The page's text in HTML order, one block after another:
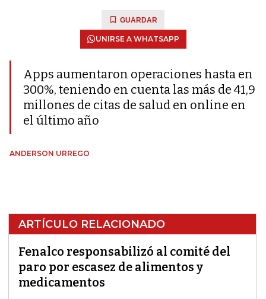
GUARDAR
UNIRSE A WHATSAPP
Apps aumentaron operaciones hasta en
300%, teniendo en cuenta las más de 41,9
millones de citas de salud en online en
el último año
ANDERSON URREGO
ARTÍCULO RELACIONADO
Fenalco responsabilizó al comité del
paro por escasez de alimentos y
medicamentos